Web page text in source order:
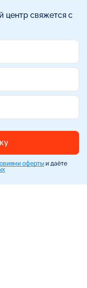
центр свяжется с
оферты и даёте